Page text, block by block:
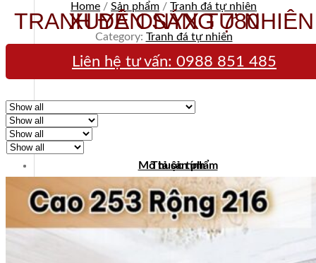
Home / Sản phẩm / Tranh đá tự nhiên
TRANH ĐÁ ONYX TỰ NHIÊN XUYÊN SÁNG 780
Category: Tranh đá tự nhiên
Liên hệ tư vấn: 0988 851 485
Mô tả sản phẩm
Thuộc tính